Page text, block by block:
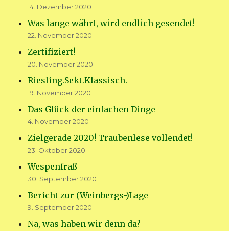
14. Dezember 2020
Was lange währt, wird endlich gesendet!
22. November 2020
Zertifiziert!
20. November 2020
Riesling.Sekt.Klassisch.
19. November 2020
Das Glück der einfachen Dinge
4. November 2020
Zielgerade 2020! Traubenlese vollendet!
23. Oktober 2020
Wespenfraß
30. September 2020
Bericht zur (Weinbergs-)Lage
9. September 2020
Na, was haben wir denn da?